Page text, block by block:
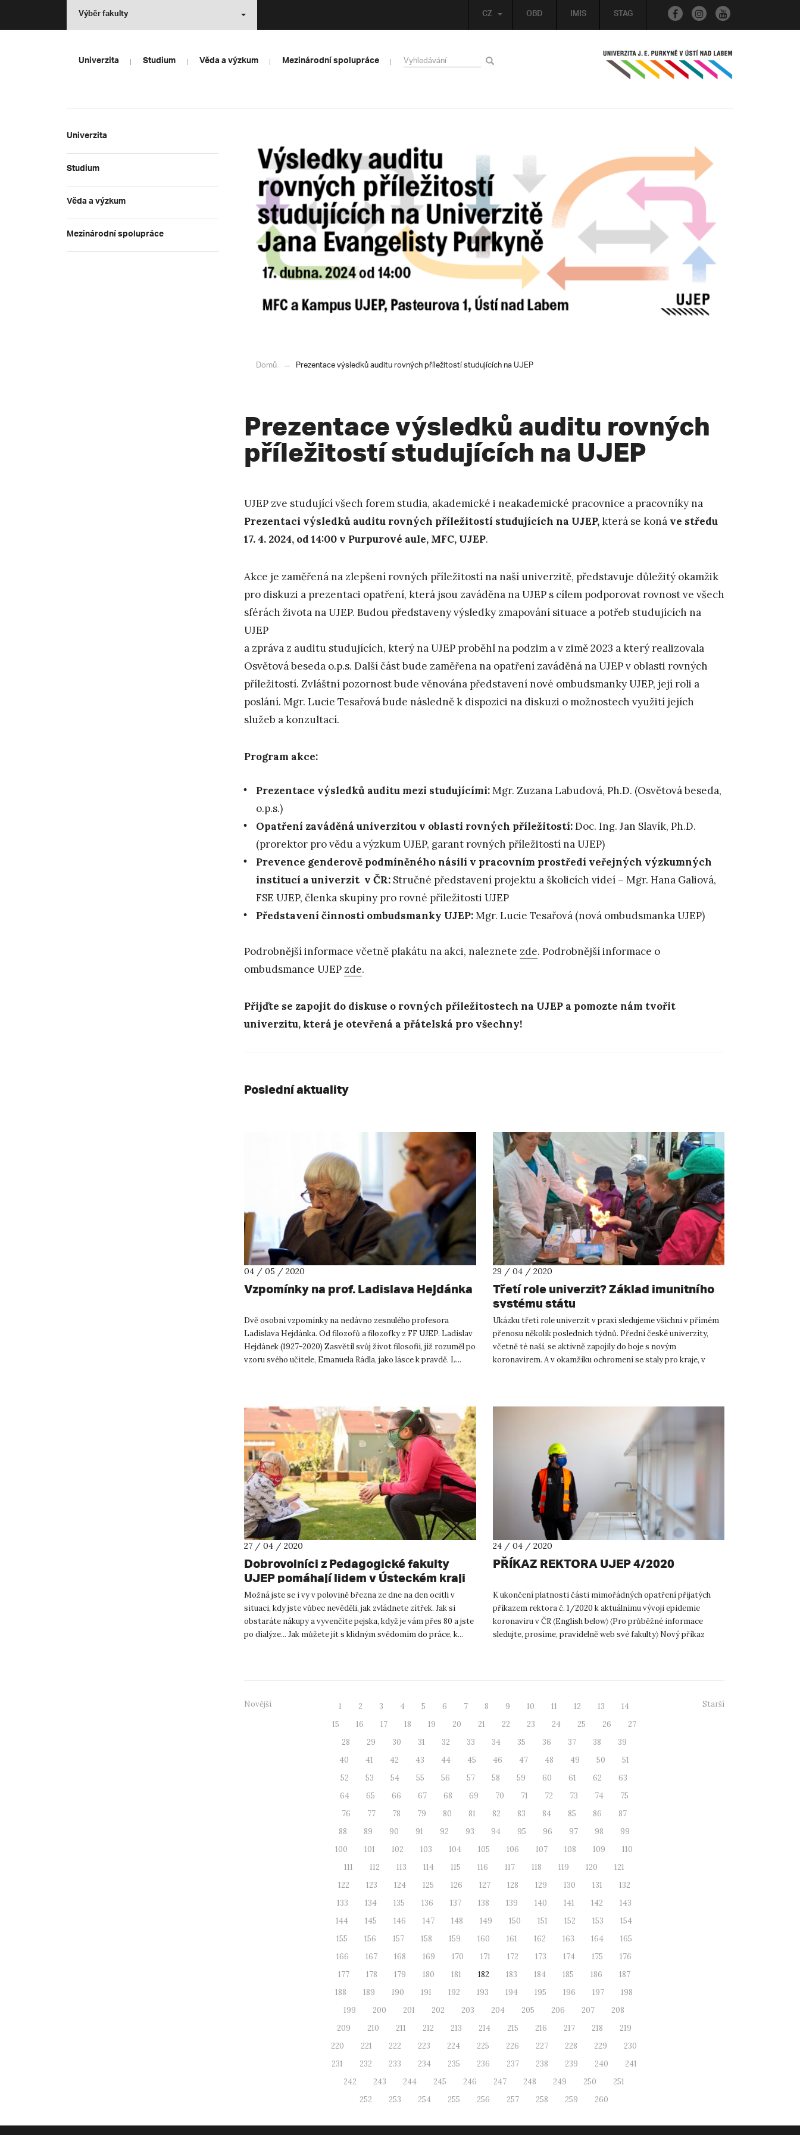
OBD IMIS STAG
CZ
Výběr fakulty
Univerzita Studium Věda a výzkum Mezinárodní spolupráce
Univerzita
Studium
Věda a výzkum
Mezinárodní spolupráce
Domů Prezentace výsledků auditu rovných příležitostí studujících na UJEP
Prezentace výsledků auditu rovných
příležitostí studujících na UJEP
UJEP zve studující všech forem studia, akademické i neakademické pracovnice a pracovníky na
Prezentaci výsledků auditu rovných příležitostí studujících na UJEP,která se koná ve středu
17. 4. 2024, od 14:00 v Purpurové aule, MFC, UJEP.
Akce je zaměřená na zlepšení rovných příležitostí na naší univerzitě, představuje důležitý okamžik
pro diskuzi a prezentaci opatření, která jsou zaváděna na UJEP s cílem podporovat rovnost ve všech
sférách života na UJEP. Budou představeny výsledky zmapování situace a potřeb studujících na
UJEP
a zpráva z auditu studujících, který na UJEP proběhl na podzim a v zimě 2023 a který realizovala
Osvětová beseda o.p.s. Další část bude zaměřena na opatření zaváděná na UJEP v oblasti rovných
příležitostí. Zvláštní pozornost bude věnována představení nové ombudsmanky UJEP, její roli a
poslání. Mgr. Lucie Tesařová bude následně k dispozici na diskuzi o možnostech využití jejích
služeb a konzultací.
Program akce:
Prezentace výsledků auditu mezi studujícími:Mgr. Zuzana Labudová, Ph.D. (Osvětová beseda,
o.p.s.)
Opatření zaváděná univerzitou v oblasti rovných příležitostí:Doc. Ing. Jan Slavík, Ph.D.
(prorektor pro vědu a výzkum UJEP, garant rovných příležitostí na UJEP)
Prevence genderově podmíněného násilí v pracovním prostředí veřejných výzkumných
institucí a univerzit v ČR: Stručné představení projektu a školicích videí – Mgr. Hana Galiová,
FSE UJEP, členka skupiny pro rovné příležitosti UJEP
Představení činnosti ombudsmanky UJEP:Mgr. Lucie Tesařová (nová ombudsmanka UJEP)
Podrobnější informace včetně plakátu na akci, naleznete zde. Podrobnější informace o
ombudsmance UJEP zde.
Přijďte se zapojit do diskuse o rovných příležitostech na UJEP a pomozte nám tvořit
univerzitu, která je otevřená a přátelská pro všechny!
Poslední aktuality
04 / 05 / 2020
Vzpomínky na prof. Ladislava Hejdánka
Dvě osobní vzpomínky na nedávno zesnulého profesora
Ladislava Hejdánka. Od filozofů a filozofky z FF UJEP. Ladislav
Hejdánek (1927-2020) Zasvětil svůj život filosofii, jíž rozuměl po
vzoru svého učitele, Emanuela Rádla, jako lásce k pravdě. L...
29 / 04 / 2020
Třetí role univerzit? Základ imunitního
systému státu
Ukázku třetí role univerzit v praxi sledujeme všichni v přímém
přenosu několik posledních týdnů. Přední české univerzity,
včetně té naší, se aktivně zapojily do boje s novým
koronavirem. A v okamžiku ochromení se staly pro kraje, v
27 / 04 / 2020
Dobrovolníci z Pedagogické fakulty
UJEP pomáhají lidem v Ústeckém kraji
zvládnout krizi
Možná jste se i vy v polovině března ze dne na den ocitli v
situaci, kdy jste vůbec nevěděli, jak zvládnete zítřek. Jak si
obstaráte nákupy a vyvenčíte pejska, když je vám přes 80 a jste
po dialýze... Jak můžete jít s klidným svědomím do práce, k...
24 / 04 / 2020
PŘÍKAZ REKTORA UJEP 4/2020
K ukončení platnosti části mimořádných opatření přijatých
příkazem rektora č. 1/2020 k aktuálnímu vývoji epidemie
koronaviru v ČR 〈English below〉 〈Pro průběžné informace
sledujte, prosíme, pravidelně web své fakulty〉 Nový příkaz
Novější 1 2 3 4 5 6 7 8 9 10 11 12 13
14
15
16 17 18 19 20 21 22 23 24 25 26
27
28
29 30 31 32 33 34 35 36 37 38
39
40
41 42 43 44 45 46 47 48 49 50
51
52
53 54 55 56 57 58 59 60 61 62
63
64
65 66 67 68 69 70 71 72 73 74
75
76
77 78 79 80 81 82 83 84 85 86
87
88
89 90 91 92 93 94 95 96 97 98
99
100
101 102 103 104 105 106 107 108 109
110
111
112 113 114 115 116 117 118 119 120
121
122
123 124 125 126 127 128 129 130 131
132
133
134 135 136 137 138 139 140 141 142
143
144
145 146 147 148 149 150 151 152 153
154
155
156 157 158 159 160 161 162 163 164
165
166
167 168 169 170 171 172 173 174 175
176
177
178 179 180 181 182 183 184 185 186
187
188
189 190 191 192 193 194 195 196 197
198
199
200 201 202 203 204 205 206 207
208
209
210 211 212 213 214 215 216 217 218
219
220
221 222 223 224 225 226 227 228 229
230
231
232 233 234 235 236 237 238 239 240
241
242
243 244 245 246 247 248 249 250
251
252
253 254 255 256 257 258 259 260
Starší